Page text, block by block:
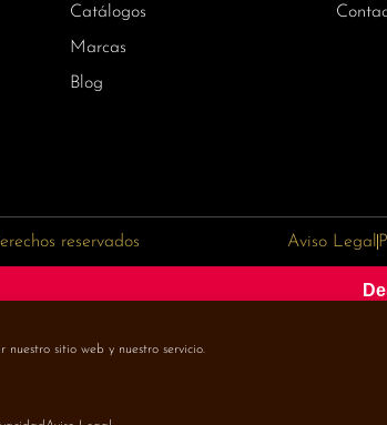
nuestro sitio web y nuestro servicio.
Catálogos
Marcas
Blog
reservados Aviso Legal